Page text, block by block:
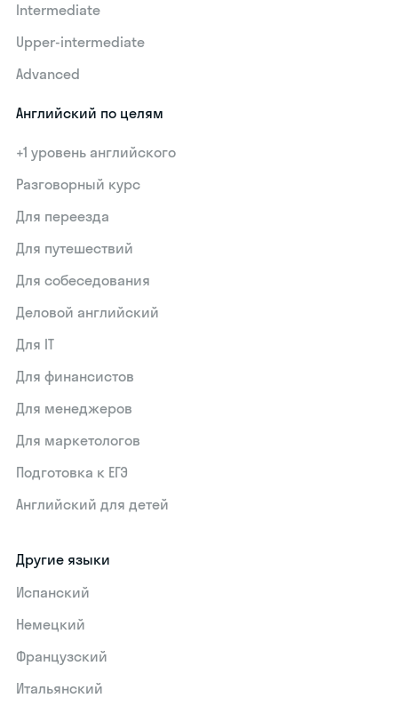
Intermediate
Upper-intermediate
Advanced
Английский по целям
+1 уровень английского
Разговорный курс
Для переезда
Для путешествий
Для собеседования
Деловой английский
Для IT
Для финансистов
Для менеджеров
Для маркетологов
Подготовка к ЕГЭ
Английский для детей
Другие языки
Испанский
Немецкий
Французский
Итальянский